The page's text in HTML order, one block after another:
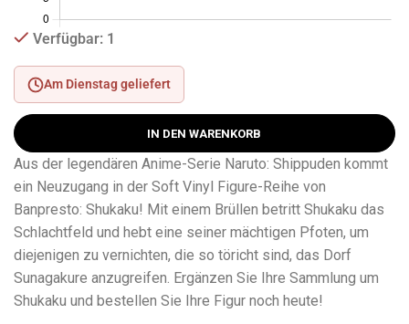
Verfügbar: 1
Am Dienstag geliefert
IN DEN WARENKORB
Aus der legendären Anime-Serie Naruto: Shippuden kommt
ein Neuzugang in der Soft Vinyl Figure-Reihe von
Banpresto: Shukaku! Mit einem Brüllen betritt Shukaku das
Schlachtfeld und hebt eine seiner mächtigen Pfoten, um
diejenigen zu vernichten, die so töricht sind, das Dorf
Sunagakure anzugreifen. Ergänzen Sie Ihre Sammlung um
Shukaku und bestellen Sie Ihre Figur noch heute!